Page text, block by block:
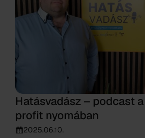
Hatásvadász – podcast
profit nyomában
2025.06.10.